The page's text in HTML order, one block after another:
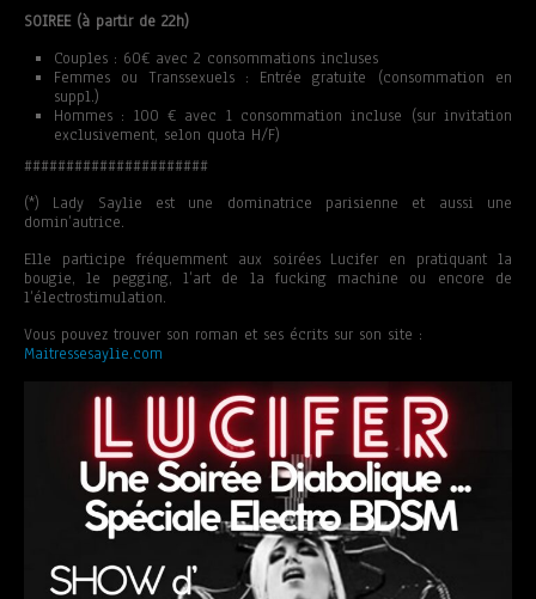
SOIREE (à partir de 22h)
Couples : 60€ avec 2 consommations incluses
Femmes ou Transsexuels : Entrée gratuite (consommation en
suppl.)
Hommes : 100 € avec 1 consommation incluse (sur invitation
exclusivement, selon quota H/F)
######################
(*) Lady Saylie est une dominatrice parisienne et aussi une
domin’autrice.
Elle participe fréquemment aux soirées Lucifer en pratiquant la
bougie, le pegging, l’art de la fucking machine ou encore de
l’électrostimulation.
Vous pouvez trouver son roman et ses écrits sur son site :
Maitressesaylie.com